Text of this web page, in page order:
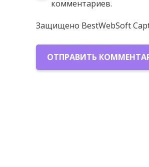
комментариев.
Защищено BestWebSoft
ОТПРАВИТЬ